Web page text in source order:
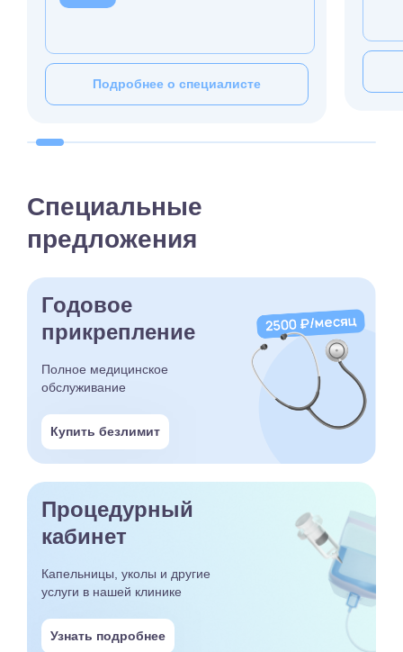
Подробнее о специалисте
Специальные
предложения
Годовое
прикрепление
Полное медицинское
обслуживание
Купить безлимит
Процедурный
кабинет
Капельницы, уколы и другие
услуги в нашей клинике
Узнать подробнее